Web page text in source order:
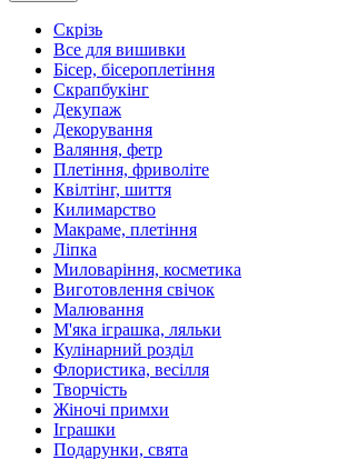
Скрізь
Все для вишивки
Бісер, бісероплетіння
Скрапбукінг
Декупаж
Декорування
Валяння, фетр
Плетіння, фриволіте
Квілтінг, шиття
Килимарство
Макраме, плетіння
Ліпка
Миловаріння, косметика
Виготовлення свічок
Малювання
М'яка іграшка, ляльки
Кулінарний розділ
Флористика, весілля
Творчість
Жіночі примхи
Іграшки
Подарунки, свята